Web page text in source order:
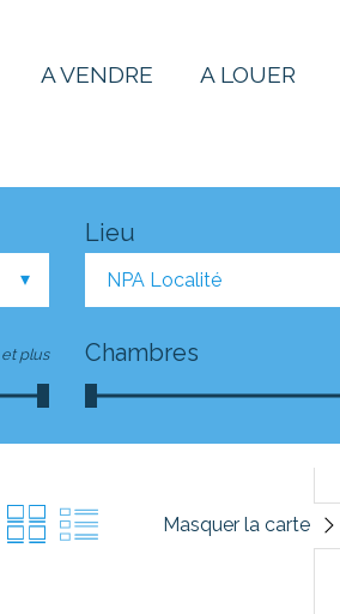
A VENDRE A LOUER
Lieu
NPA Localité
et plus Chambres
Masquer la carte